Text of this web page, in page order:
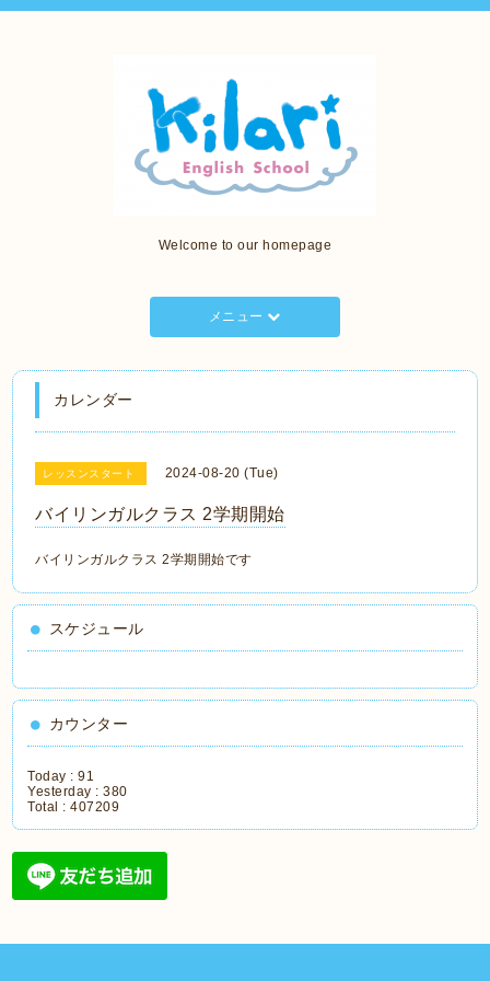
Welcome to our homepage
メニュー
カレンダー
レッスンスタート 2024-08-20 (Tue)
バイリンガルクラス 2学期開始
バイリンガルクラス 2学期開始です
スケジュール
カウンター
Today :91
Yesterday :380
Total :407209